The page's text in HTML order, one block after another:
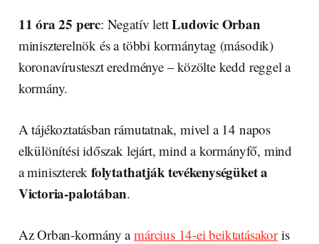
11 óra 25 perc: Negatív lettLudovic Orban
miniszterelnök és a többi kormánytag (második)
koronavírusteszt eredménye – közölte kedd reggel a
kormány.
A tájékoztatásban rámutatnak, mivel a 14 napos
elkülönítési időszak lejárt, mind a kormányfő, mind
a miniszterekfolytathatják tevékenységüket a
Victoria-palotában.
Az Orban-kormány amárcius 14-ei beiktatásakoris